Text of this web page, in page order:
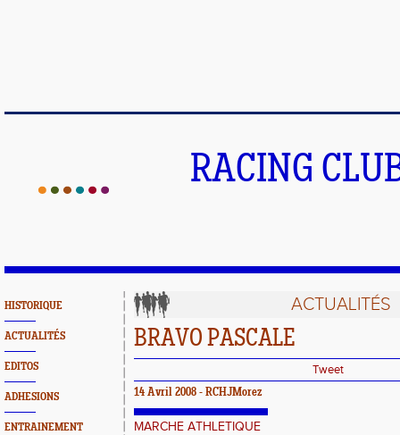
RACING
HISTORIQUE
ACTUALITÉS
EDITOS
ADHESIONS
ENTRAINEMENT
ACTUALITÉS
BRAVO PASCALE
Tweet
14 Avril 2008 - RCHJMorez
MARCHE ATHLETIQUE